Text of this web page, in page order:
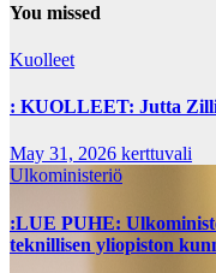
You missed
Kuolleet
: KUOLLEET: Jutta
May 31, 2026 kerttuvali
Ulkoministeriö
:LUE PUHE:
teknillisen yliopiston